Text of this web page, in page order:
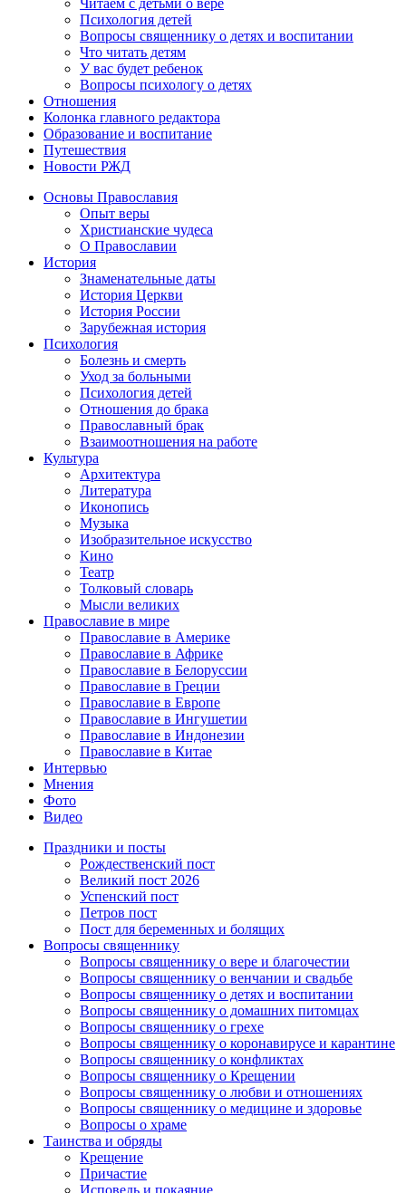
Читаем с детьми о вере
Психология детей
Вопросы священнику о детях и воспитании
Что читать детям
У вас будет ребенок
Вопросы психологу о детях
Отношения
Колонка главного редактора
Образование и воспитание
Путешествия
Новости РЖД
Основы Православия
Опыт веры
Христианские чудеса
О Православии
История
Знаменательные даты
История Церкви
История России
Зарубежная история
Психология
Болезнь и смерть
Уход за больными
Психология детей
Отношения до брака
Православный брак
Взаимоотношения на работе
Культура
Архитектура
Литература
Иконопись
Музыка
Изобразительное искусство
Кино
Театр
Толковый словарь
Мысли великих
Православие в мире
Православие в Америке
Православие в Африке
Православие в Белоруссии
Православие в Греции
Православие в Европе
Православие в Ингушетии
Православие в Индонезии
Православие в Китае
Интервью
Мнения
Фото
Видео
Праздники и посты
Рождественский пост
Великий пост 2026
Успенский пост
Петров пост
Пост для беременных и болящих
Вопросы священнику
Вопросы священнику о вере и благочестии
Вопросы священнику о венчании и свадьбе
Вопросы священнику о детях и воспитании
Вопросы священнику о домашних питомцах
Вопросы священнику о грехе
Вопросы священнику о коронавирусе и карантине
Вопросы священнику о конфликтах
Вопросы священнику о Крещении
Вопросы священнику о любви и отношениях
Вопросы священнику о медицине и здоровье
Вопросы о храме
Таинства и обряды
Крещение
Причастие